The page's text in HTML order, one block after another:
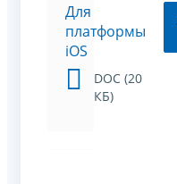
Для
платформы
iOS
DOC (20
КБ)